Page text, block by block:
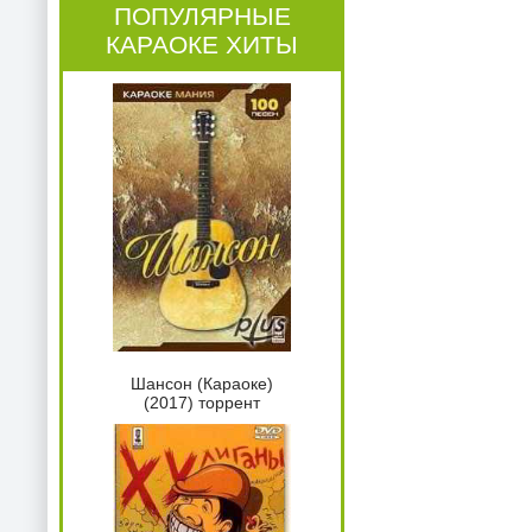
ПОПУЛЯРНЫЕ
КАРАОКЕ ХИТЫ
Шансон (Караоке)
(2017) торрент